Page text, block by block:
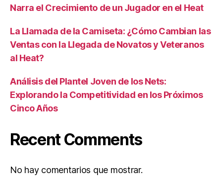
Narra el Crecimiento de un Jugador en el Heat
La Llamada de la Camiseta: ¿Cómo Cambian las
Ventas con la Llegada de Novatos y Veteranos
al Heat?
Análisis del Plantel Joven de los Nets:
Explorando la Competitividad en los Próximos
Cinco Años
Recent Comments
No hay comentarios que mostrar.